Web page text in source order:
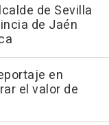
de Sevilla
de Jaén
en
el valor de